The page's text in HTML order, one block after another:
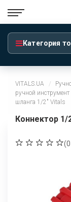
Категория
VITALS.UA
ручной инструмент
шланга 1/2" Vitals
Коннектор
(0